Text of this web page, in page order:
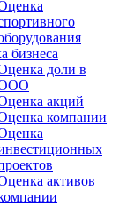
бизнеса
доли в
акций
компании
активов